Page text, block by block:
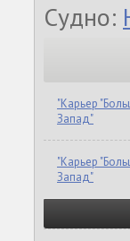
Судно:
"Карьер
Запад"
"Карьер
Запад"